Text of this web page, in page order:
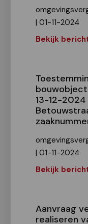
| 01-11-2024
Bekijk
13-12-
| 01-11-2024
Bekijk
Aanvraag
realiseren